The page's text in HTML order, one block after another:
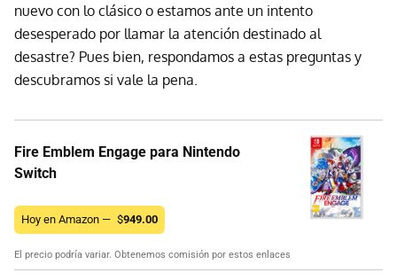
nuevo con lo clásico o estamos ante un intento
desesperado por llamar la atención destinado al
desastre? Pues bien, respondamos a estas preguntas y
descubramos si vale la pena.
Fire Emblem Engage para Nintendo
Switch
Hoy en Amazon — $949.00
El precio podría variar. Obtenemos comisión por estos enlaces